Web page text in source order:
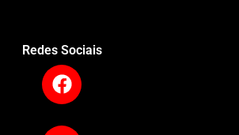
Redes Sociais